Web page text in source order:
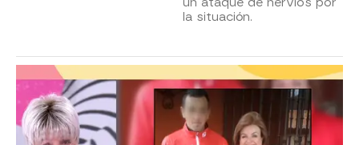
la situación.